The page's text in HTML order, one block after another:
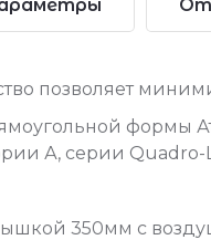
позволяет
формы
А, серии
350мм с